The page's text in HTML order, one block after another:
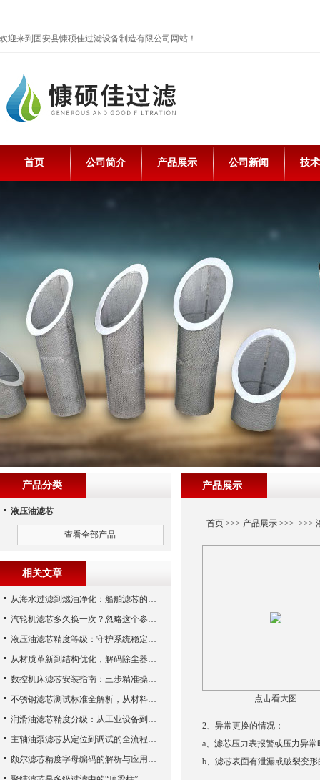
欢迎来到固安县慷硕佳过滤设备制造有限公司网站！
首页 公司简介 产品展示 公司新闻 技
产品展示
首页>>> 产品展示>>> >>>
点击看大图
2、异常更换的情况：
a、滤芯压力表报警或压力异
b、滤芯表面有泄漏或破裂变
产品分类
液压油滤芯
查看全部产品
相关文章
从海水过滤到燃油净化：船舶滤芯的多场景应用解析
汽轮机滤芯多久换一次？忽略这个参数，机组非停损失可能上百万！
液压油滤芯精度等级：守护系统稳定与寿命的“微米标尺”
从材质革新到结构优化，解码除尘器滤芯性能跃升的核心逻辑
数控机床滤芯安装指南：三步精准操作，杜绝设备“亚健康”
不锈钢滤芯测试标准全解析，从材料性能到应用场景的严苛验证
润滑油滤芯精度分级：从工业设备到精密系统的过滤密码
主轴油泵滤芯从定位到调试的全流程解析
颇尔滤芯精度字母编码的解析与应用指南